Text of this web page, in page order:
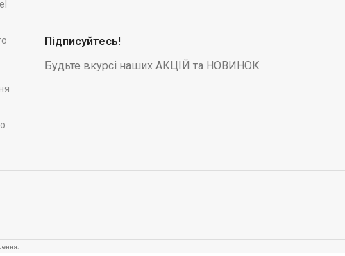
Підписуйтесь!
Будьте вкурсі наших АКЦІЙ та НОВИНОК